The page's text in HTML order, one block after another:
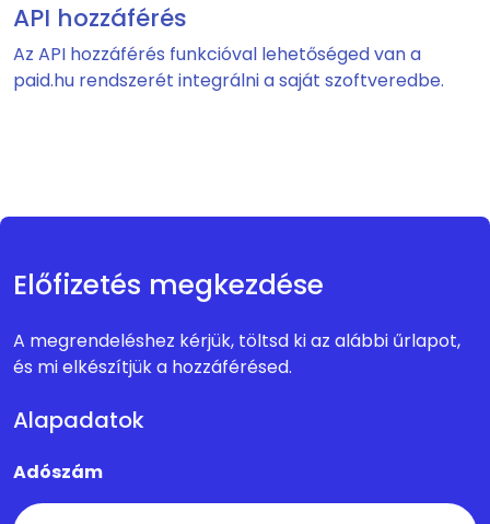
API hozzáférés
Az API hozzáférés funkcióval lehetőséged van a
paid.hu rendszerét integrálni a saját szoftveredbe.
Előfizetés megkezdése
A megrendeléshez kérjük, töltsd ki az alábbi űrlapot,
és mi elkészítjük a hozzáférésed.
Alapadatok
Adószám